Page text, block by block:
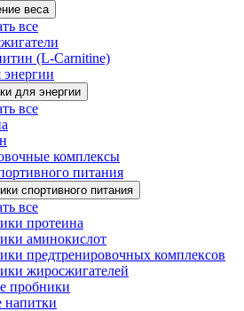
веса
все
(L-Carnitine)
энергии
для энергии
все
комплексы
питания
спортивного питания
все
протеина
аминокислот
предтренировочных комплексов
жиросжигателей
пробники